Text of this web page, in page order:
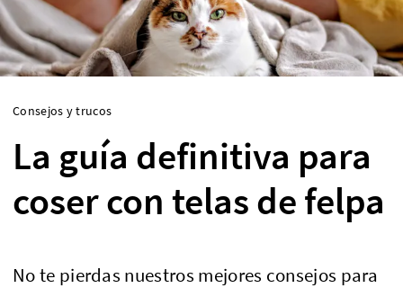
Consejos y trucos
La guía definitiva para
coser con telas de felpa
No te pierdas nuestros mejores consejos para